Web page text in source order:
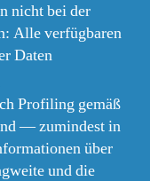
nicht bei der
Alle verfügbaren
Daten
Profiling gemäß
— zumindest in
über
und die